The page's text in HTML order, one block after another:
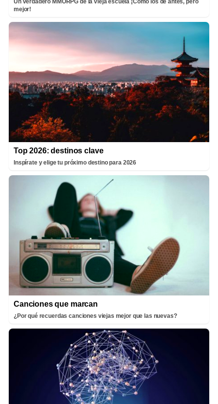
Un verdadero MMORPG de la vieja escuela ¡Cómo los de antes, pero
mejor!
Top 2026: destinos clave
Inspírate y elige tu próximo destino para 2026
Canciones que marcan
¿Por qué recuerdas canciones viejas mejor que las nuevas?